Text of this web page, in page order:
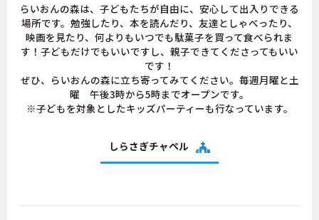
らいおんの森は、子どもたちが自由に、安心して出入りできる
場所です。勉強したり、本を読んだり、友達としゃべったり、
映画を見たり、何よりもいつでも駄菓子を買って食べられま
す！子どもだけでもいいですし、親子できてくださってもいい
です！
ぜひ、らいおんの森に立ち寄ってみてください。毎週月曜と土
曜 午後3時から5時までオープンです。
※子どもを対象としたキッズパーティーも行なっています。
しらさぎチャペル